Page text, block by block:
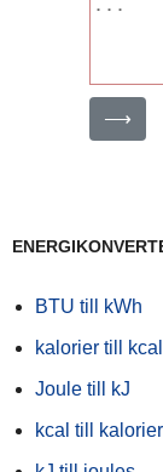
⟶
BTU till kWh
kalorier till kcal
Joule till kJ
kcal till kalorier